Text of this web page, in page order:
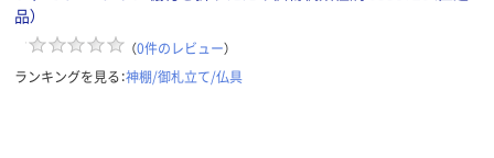
品）
（0件のレビュー）
ランキングを見る：神棚/御札立て/仏具